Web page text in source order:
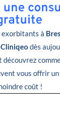
une
exorbitants à
Cliniqeo dès
vous offrir
coût !